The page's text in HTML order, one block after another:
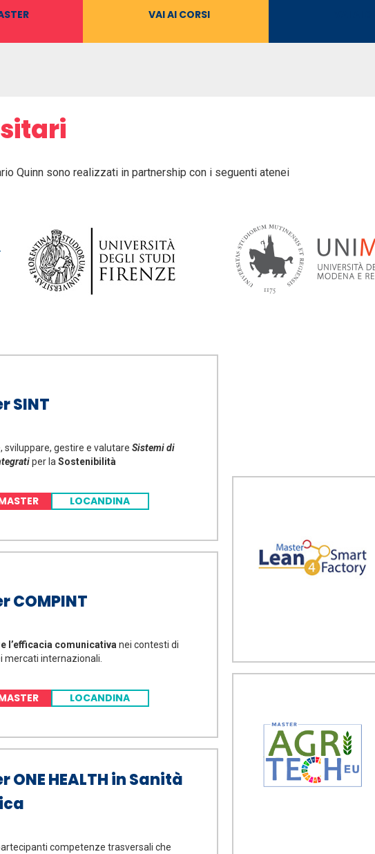
VAI AI CORSI
Quinn sono realizzati in partnership con i seguenti atenei
SINT
sviluppare, gestire e valutare Sistemi di
per laSostenibilità
LOCANDINA
COMPINT
l’efficacia comunicativanei contesti di
mercati internazionali.
LOCANDINA
ONE HEALTH in Sanità
competenze trasversali che